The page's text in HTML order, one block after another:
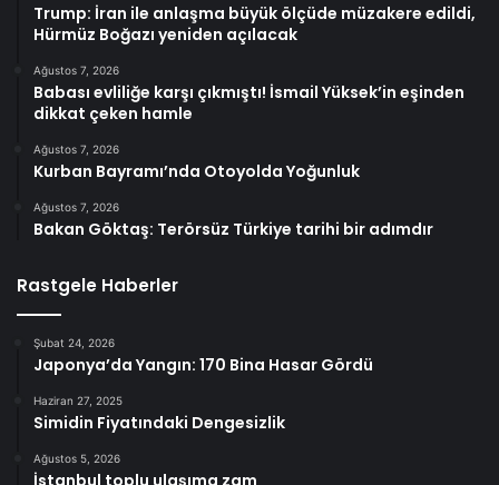
Trump: İran ile anlaşma büyük ölçüde müzakere edildi,
Hürmüz Boğazı yeniden açılacak
Ağustos 7, 2026
Babası evliliğe karşı çıkmıştı! İsmail Yüksek’in eşinden
dikkat çeken hamle
Ağustos 7, 2026
Kurban Bayramı’nda Otoyolda Yoğunluk
Ağustos 7, 2026
Bakan Göktaş: Terörsüz Türkiye tarihi bir adımdır
Rastgele Haberler
Şubat 24, 2026
Japonya’da Yangın: 170 Bina Hasar Gördü
Haziran 27, 2025
Simidin Fiyatındaki Dengesizlik
Ağustos 5, 2026